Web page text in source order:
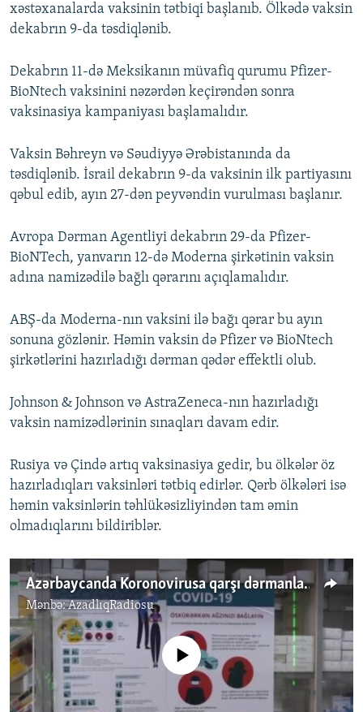
xəstəxanalarda vaksinin tətbiqi başlanıb. Ölkədə vaksin
dekabrın 9-da təsdiqlənib.
Dekabrın 11-də Meksikanın müvafiq qurumu Pfizer-
BioNtech vaksinini nəzərdən keçirəndən sonra
vaksinasiya kampaniyası başlamalıdır.
Vaksin Bəhreyn və Səudiyyə Ərəbistanında da
təsdiqlənib. İsrail dekabrın 9-da vaksinin ilk partiyasını
qəbul edib, ayın 27-dən peyvəndin vurulması başlanır.
Avropa Dərman Agentliyi dekabrın 29-da Pfizer-
BioNTech, yanvarın 12-də Moderna şirkətinin vaksin
adına namizədilə bağlı qərarını açıqlamalıdır.
ABŞ-da Moderna-nın vaksini ilə bağı qərar bu ayın
sonuna gözlənir. Həmin vaksin də Pfizer və BioNtech
şirkətlərini hazırladığı dərman qədər effektli olub.
Johnson & Johnson və AstraZeneca-nın hazırladığı
vaksin namizədlərinin sınaqları davam edir.
Rusiya və Çində artıq vaksinasiya gedir, bu ölkələr öz
hazırladıqları vaksinləri tətbiq edirlər. Qərb ölkələri isə
həmin vaksinlərin təhlükəsizliyindən tam əmin
olmadıqlarını bildiriblər.
Azərbaycanda Koronovirusa qarşı dərmanların çətin tapıldığı bildirilir
Mənbə:AzadlıqRadiosu
No media source currently available